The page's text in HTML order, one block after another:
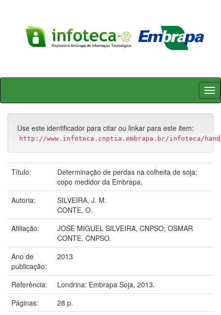
Skip
Use este identificador para citar ou linkar para este item:
http://www.infoteca.cnptia.embrapa.br/infoteca/
Título:
Determinação de perdas na colheita de soja:
copo medidor da Embrapa.
Autoria:
SILVEIRA, J. M.
CONTE, O.
Afiliação:
JOSE MIGUEL SILVEIRA, CNPSO; OSMAR
CONTE, CNPSO.
Ano de
publicação:
2013
Referência:
Londrina: Embrapa Soja, 2013.
Páginas:
28 p.